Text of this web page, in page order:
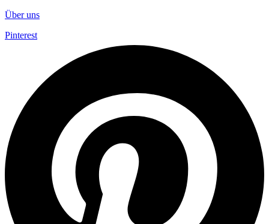
Über uns
Pinterest